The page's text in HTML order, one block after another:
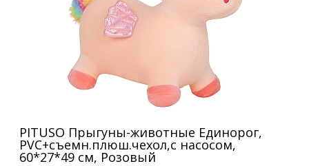
PITUSO Прыгуны-животные Единорог,
PVC+съемн.плюш.чехол,с насосом,
60*27*49 см, Розовый